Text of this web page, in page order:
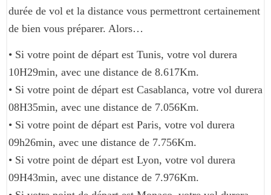
durée de vol et la distance vous permettront certainement
de bien vous préparer. Alors…
• Si votre point de départ est Tunis, votre vol durera
10H29min, avec une distance de 8.617Km.
• Si votre point de départ est Casablanca, votre vol durera
08H35min, avec une distance de 7.056Km.
• Si votre point de départ est Paris, votre vol durera
09h26min, avec une distance de 7.756Km.
• Si votre point de départ est Lyon, votre vol durera
09H43min, avec une distance de 7.976Km.